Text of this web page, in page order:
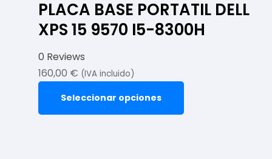
PLACA BASE PORTATIL DELL
XPS 15 9570 I5-8300H
0 Reviews
160,00 € (IVA incluido)
Seleccionar opciones